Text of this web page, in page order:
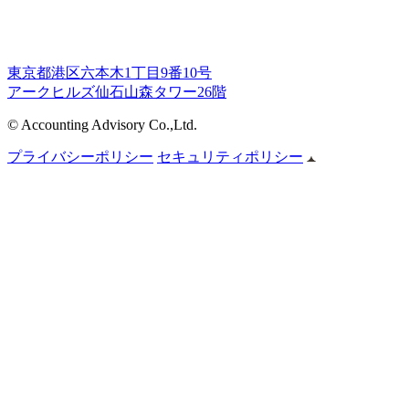
東京都港区六本木1丁目9番10号
アークヒルズ仙石山森タワー26階
© Accounting Advisory Co.,Ltd.
プライバシーポリシー セキュリティポリシー